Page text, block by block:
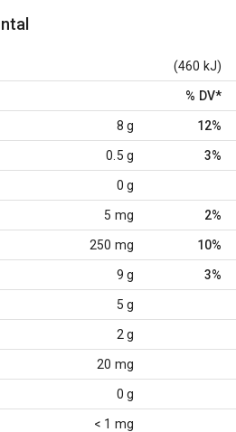
(460 kJ)
% DV*
8 g 12%
0.5 g 3%
0 g
5 mg 2%
250 mg 10%
9 g 3%
5 g
2 g
20 mg
0 g
< 1 mg